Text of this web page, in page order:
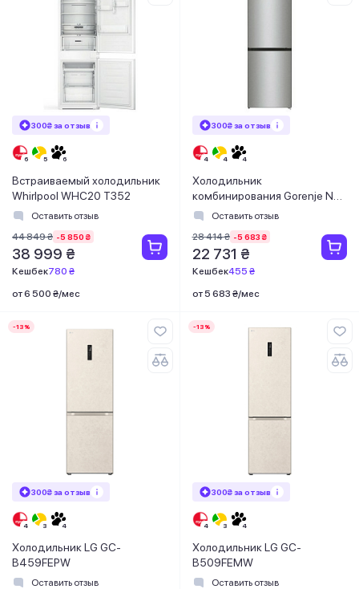
300₴ за отзыв
Встраиваемый холодильник
Whirlpool WHC20 T352
Оставить отзыв
44 849 ₴ -5 850 ₴
38 999 ₴
Кешбек780 ₴
от 6 500 ₴/мес
300₴ за отзыв
Холодильник
комбинирования Gorenje NRK
6202 EXL4
Оставить отзыв
28 414 ₴ -5 683 ₴
22 731 ₴
Кешбек455 ₴
от 5 683 ₴/мес
-13%
300₴ за отзыв
Холодильник LG GC-
B459FEPW
Оставить отзыв
-13%
300₴ за отзыв
Холодильник LG GC-
B509FEMW
Оставить отзыв